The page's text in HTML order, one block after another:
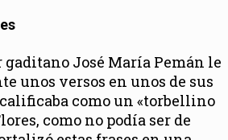
José María Pemán le
unos versos en unos de sus
como un «torbellino
como no podía ser de